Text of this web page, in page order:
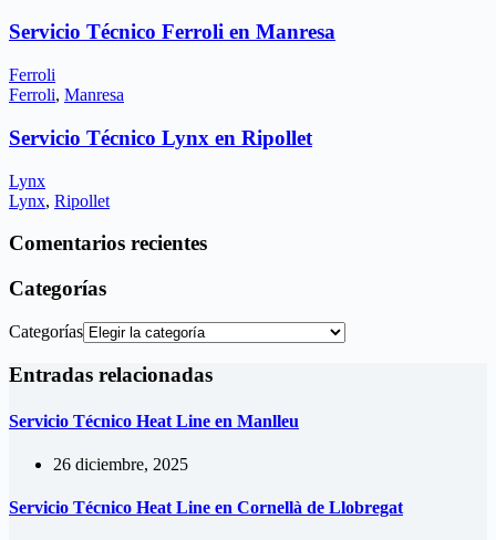
Servicio Técnico Ferroli en Manresa
Ferroli
Ferroli, Manresa
Servicio Técnico Lynx en Ripollet
Lynx
Lynx, Ripollet
Comentarios recientes
Categorías
Categorías
Entradas relacionadas
Servicio Técnico Heat Line en Manlleu
26 diciembre, 2025
Servicio Técnico Heat Line en Cornellà de Llobregat